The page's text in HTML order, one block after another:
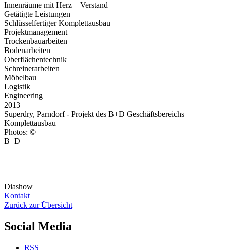
Innenräume mit Herz + Verstand
Getätigte Leistungen
Schlüsselfertiger Komplettausbau
Projektmanagement
Trockenbauarbeiten
Bodenarbeiten
Oberflächentechnik
Schreinerarbeiten
Möbelbau
Logistik
Engineering
2013
Superdry, Parndorf - Projekt des B+D Geschäftsbereichs
Komplettausbau
Photos: ©
B+D
Diashow
Kontakt
Zurück zur Übersicht
Social Media
RSS